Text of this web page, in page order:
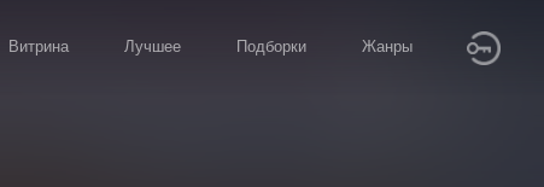
Витрина Лучшее Подборки Жанры